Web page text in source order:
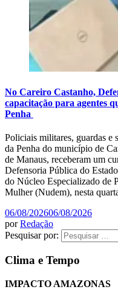
No Careiro Castanho,
capacitação para agentes
Penha
Policiais militares, guardas e
da Penha do município de
de Manaus, receberam um
Defensoria Pública do
do Núcleo Especializado de
Mulher (Nudem), nesta
06/08/202606/08/2026
porRedação
Pesquisar por:
Clima e Tempo
IMPACTO AMAZONAS